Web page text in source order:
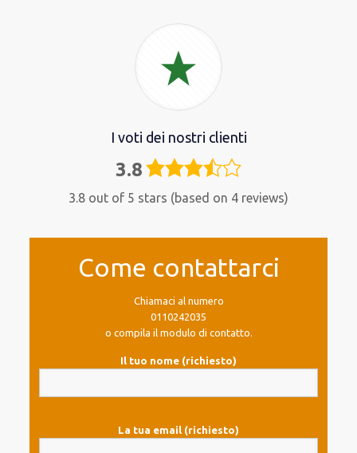
I voti dei nostri clienti
3.8 3,8
3.8 out of 5 stars (based on 4 reviews)
Come contattarci
Chiamaci al numero
0110242035
o compila il modulo di contatto.
Il tuo nome (richiesto)
La tua email (richiesto)